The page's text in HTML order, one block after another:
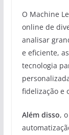
O Machine
online de
analisar
e eficiente,
tecnologia
fidelização e
Além disso,